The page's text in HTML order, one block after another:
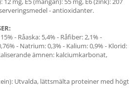
- antioxidanter.
- Råaska: 5,4% - Råfiber: 2,1% -
- Natrium: 0,3% - Kalium: 0,9% - Klorid:
ämnen: kalciumkarbonat,
Utvalda, lättsmälta proteiner med högt